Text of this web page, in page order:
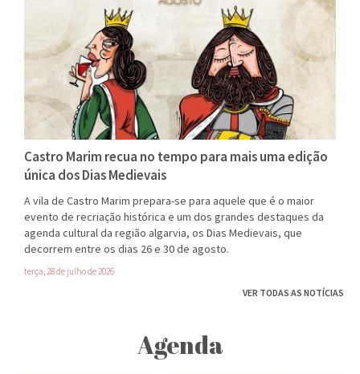
Castro Marim recua no tempo para mais uma edição
única dos Dias Medievais
A vila de Castro Marim prepara-se para aquele que é o maior
evento de recriação histórica e um dos grandes destaques da
agenda cultural da região algarvia, os Dias Medievais, que
decorrem entre os dias 26 e 30 de agosto.
terça, 28 de julho de 2026
VER TODAS AS NOTÍCIAS
Agenda